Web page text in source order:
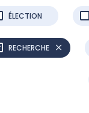
ÉLECTION
RECHERCHE